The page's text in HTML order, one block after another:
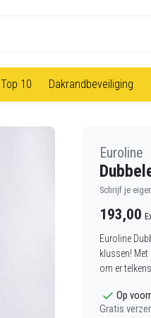
Top 10 Dakrandbeveiliging
Euroline
Schrijf je
193,00
Euroline
klussen! Met
om er
Op
Gratis